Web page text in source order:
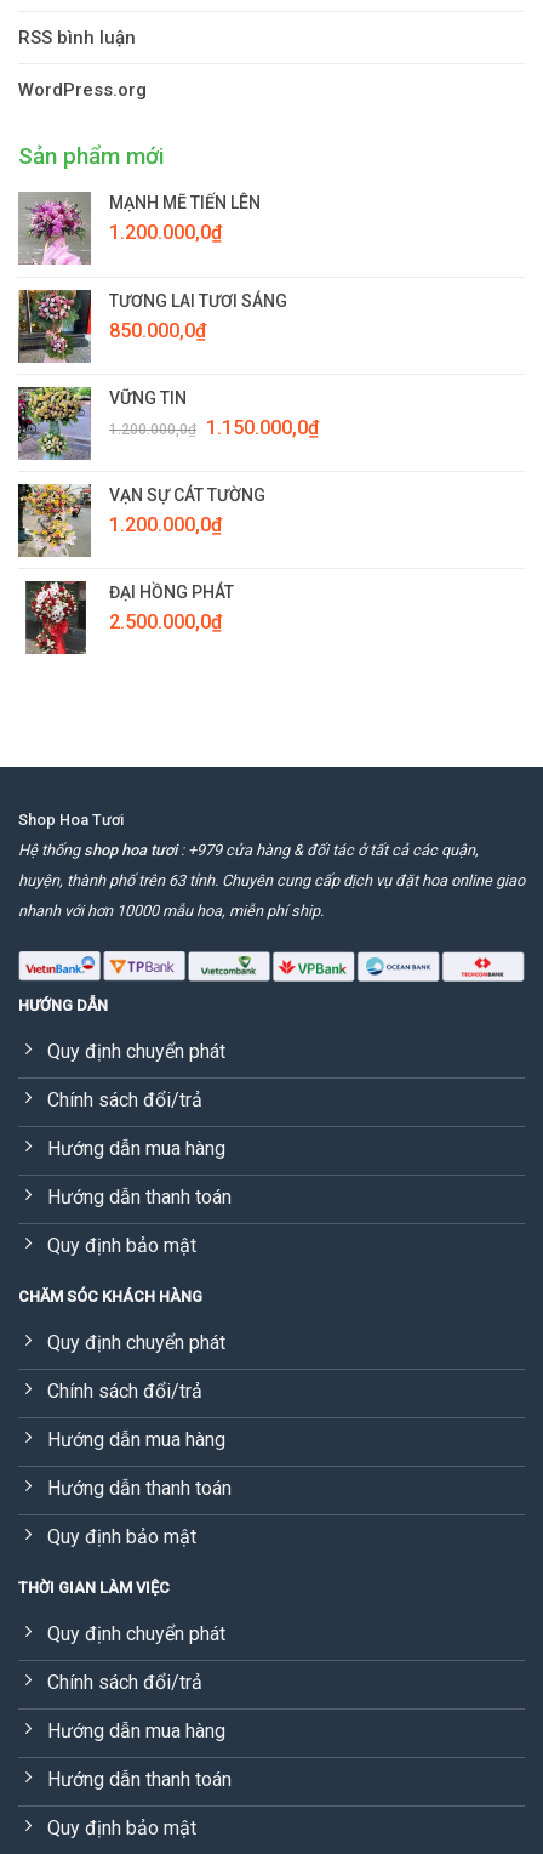
RSS bình luận
WordPress.org
Sản phẩm mới
MẠNH MẼ TIẾN LÊN
1.200.000,0₫
TƯƠNG LAI TƯƠI SÁNG
850.000,0₫
VỮNG TIN
1.200.000,0₫
Giá
1.200.000,0₫.
1.150.000,0₫Giá
VẠN SỰ CÁT TƯỜNG
1.200.000,0₫
ĐẠI HỒNG PHÁT
2.500.000,0₫
Shop Hoa Tươi
Hệ thống shop hoa tươi: +979 cửa hàng & đối tác ở tất cả các quận,
huyện, thành phố trên 63 tỉnh. Chuyên cung cấp dịch vụ đặt hoa online giao
nhanh với hơn 10000 mẫu hoa, miễn phí ship.
HƯỚNG DẪN
Quy định chuyển phát
Chính sách đổi/trả
Hướng dẫn mua hàng
Hướng dẫn thanh toán
Quy định bảo mật
CHĂM SÓC KHÁCH HÀNG
Quy định chuyển phát
Chính sách đổi/trả
Hướng dẫn mua hàng
Hướng dẫn thanh toán
Quy định bảo mật
THỜI GIAN LÀM VIỆC
Quy định chuyển phát
Chính sách đổi/trả
Hướng dẫn mua hàng
Hướng dẫn thanh toán
Quy định bảo mật